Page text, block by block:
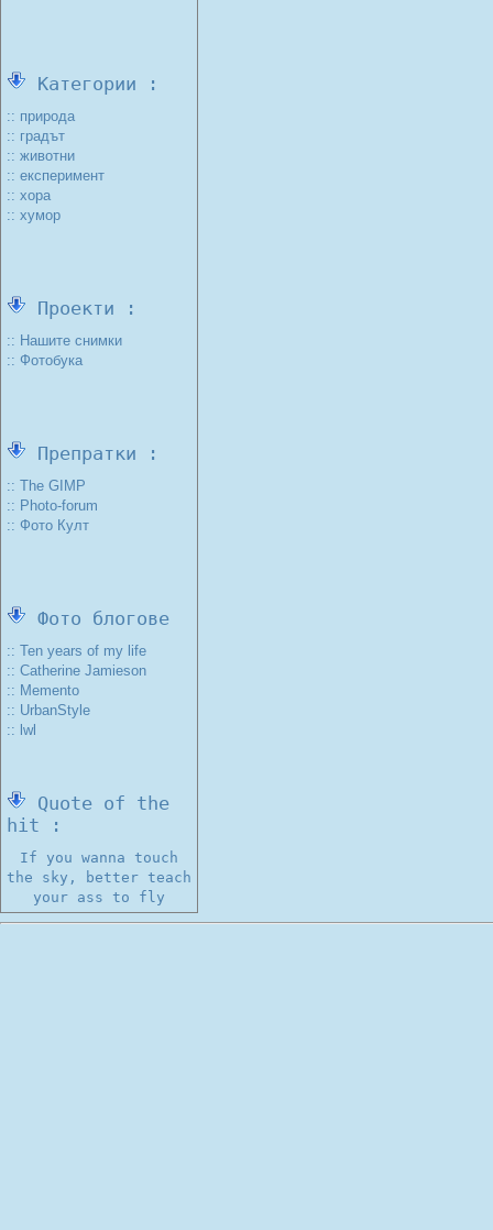
Категории :
:: природа
:: градът
:: животни
:: експеримент
:: хора
:: хумор
Проекти :
:: Нашите снимки
:: Фотобука
Препратки :
:: The GIMP
:: Photo-forum
:: Фото Култ
Фото блогове
:: Ten years of my life
:: Catherine Jamieson
:: Memento
:: UrbanStyle
:: lwl
Quote of the
hit :
If you wanna touch
the sky, better teach
your ass to fly